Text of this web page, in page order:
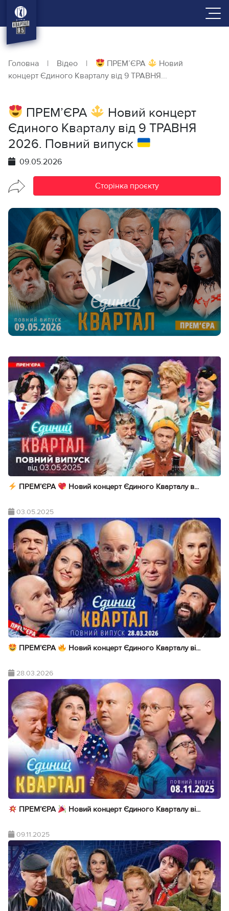
Головна | Відео | ПРЕМ’ЄРА
Новий
концерт Єдиного Кварталу від 9 ТРАВНЯ...
ПРЕМ’ЄРА
Новий концерт
Єдиного Кварталу від 9 ТРАВНЯ
2026. Повний випуск
09.05.2026
Сторінка проєкту
ПРЕМ’ЄРА Новий концерт Єдиного Кварталу в...
03.05.2025
ПРЕМ’ЄРА Новий концерт Єдиного Кварталу ві...
28.03.2026
ПРЕМ’ЄРА Новий концерт Єдиного Кварталу ві...
09.11.2025